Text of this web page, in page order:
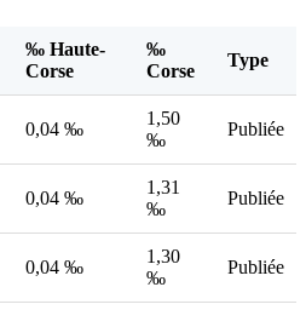
‰ Haute-
Corse
‰
Corse
Type
0,04 ‰
1,50
‰
Publiée
0,04 ‰
1,31
‰
Publiée
0,04 ‰
1,30
‰
Publiée